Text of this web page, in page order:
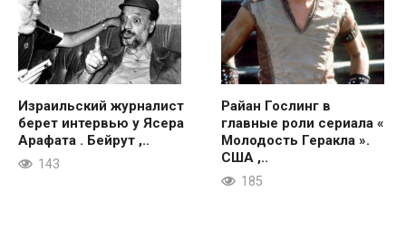
Израильский журналист
берет интервью у Ясера
Арафата . Бейрут ,..
143
Райан Гослинг в
главные роли сериала «
Молодость Геракла ».
США ,..
185